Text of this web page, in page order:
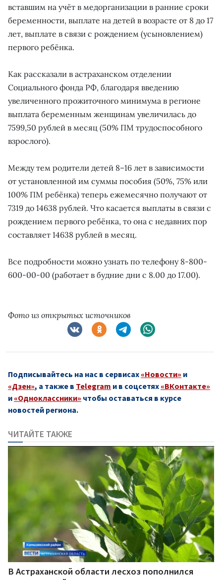
вставшим на учёт в медорганизации в ранние сроки
беременности, выплате на детей в возрасте от 8 до 17
лет, выплате в связи с рождением (усыновлением)
первого ребёнка.
Как рассказали в астраханском отделении
Социального фонда РФ, благодаря введению
увеличенного прожиточного минимума в регионе
выплата беременным женщинам увеличилась до
7599,50 рублей в месяц (50% ПМ трудоспособного
взрослого).
Между тем родители детей 8–16 лет в зависимости
от установленной им суммы пособия (50%, 75% или
100% ПМ ребёнка) теперь ежемесячно получают от
7319 до 14638 рублей. Что касается выплаты в связи с
рождением первого ребёнка, то она с недавних пор
составляет 14638 рублей в месяц.
Все подробности можно узнать по телефону 8-800-
600-00-00 (работает в будние дни с 8.00 до 17.00).
Фото из открытых источников
Подписывайтесь на нас в сервисах «Новости» и
«Дзен», а также в Telegram и в соцсетях «ВКонтакте»
и «Одноклассники» чтобы оставаться в курсе
новостей региона.
ЧИТАЙТЕ ТАКЖЕ
В Астраханской области лесхоз пополнился